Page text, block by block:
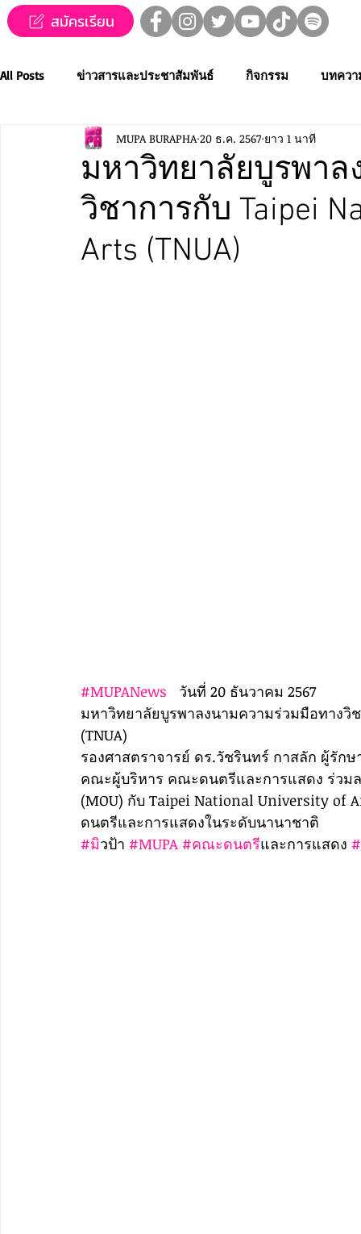
สมัครเรียน
All Posts ข่าวสารและประชาสัมพันธ์ กิจกรรม บทควา
ข่าวทุนการศึกษา MUPA ชวนชม👀🍿 MUPA On
Western Music Applied Performing Art Creative Thai
มหาวิทยาลัยบูรพา
วิชาการกับ Taipei
Arts (TNUA)
MUPA BURAPHA 20 ธ.ค. 2567 ยาว 1 นาที
#MUPANews
   วันที่ 20 ธันวาคม 2567
มหาวิทยาลัยบูรพาลงนามความร่วมมือทาง
(TNUA)
รองศาสตราจารย์ ดร.วัชรินทร์ กาสลัก ผู้รั
คณะผู้บริหาร คณะดนตรีและการแสดง ร่วม
(MOU) กับ Taipei National University of
ดนตรีและการแสดงในระดับนานาชาติ
#มิวป้า #MUPA #คณะดนตรีและการแสดง